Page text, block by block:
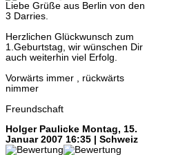
Liebe Grüße aus Berlin von den
3 Darries.
Herzlichen Glückwunsch zum
1.Geburtstag, wir wünschen Dir
auch weiterhin viel Erfolg.
Vorwärts immer , rückwärts
nimmer
Freundschaft
Holger Paulicke Montag, 15.
Januar 2007 16:35 | Schweiz